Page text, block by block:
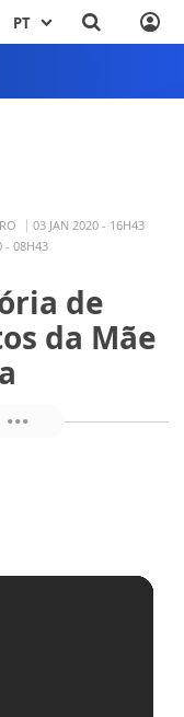
PT
03 JAN 2020 - 16H43
- 08H43
de
da Mãe